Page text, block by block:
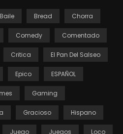
Baile Bread Chorra
Comedy Comentado
Critica El Pan Del Salseo
Epico ESPAÑOL
Gaming
Gracioso Hispano
Juego Juegos Loco